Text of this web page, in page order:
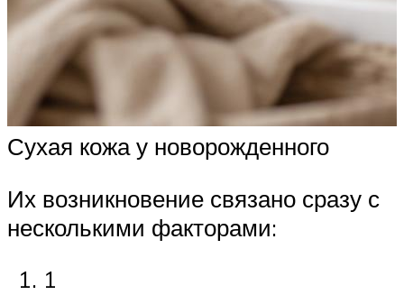
Сухая кожа у новорожденного
Их возникновение связано сразу с
несколькими факторами:
1